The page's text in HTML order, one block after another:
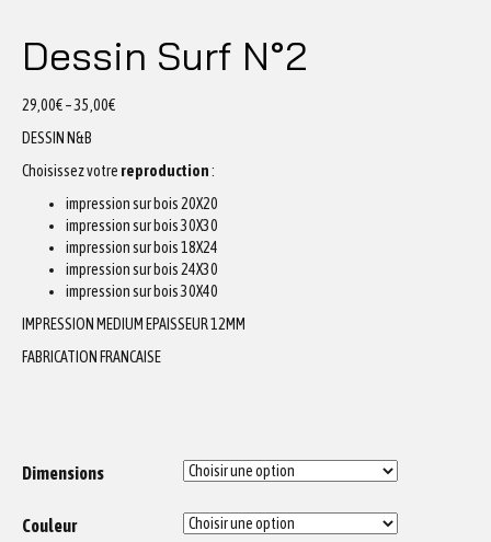
Dessin Surf N°2
29,00€–35,00€
DESSIN N&B
Choisissez votre reproduction:
impression sur bois 20X20
impression sur bois 30X30
impression sur bois 18X24
impression sur bois 24X30
impression sur bois 30X40
IMPRESSION MEDIUM EPAISSEUR 12MM
FABRICATION FRANCAISE
Dimensions
Couleur